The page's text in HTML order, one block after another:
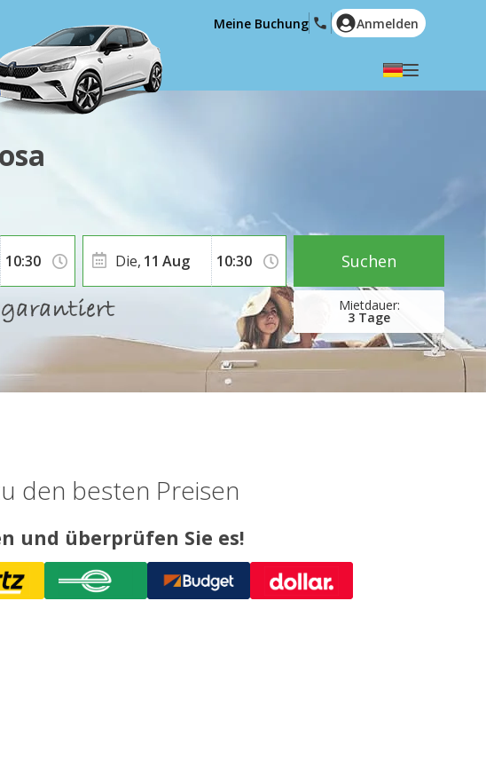
English (US)
Polski
Română
Ελληνικά
Hrvatski
العربية
Meine Buchung Anmelden
3 Tage
Die, 11 Aug Suchen
den besten Preisen
und überprüfen Sie es!